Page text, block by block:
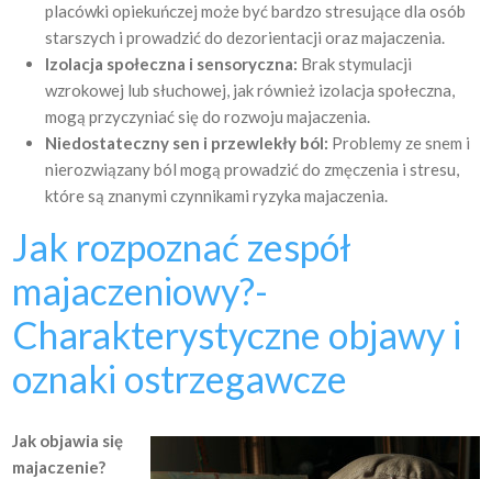
placówki opiekuńczej może być bardzo stresujące dla osób
starszych i prowadzić do dezorientacji oraz majaczenia.
Izolacja społeczna i sensoryczna: Brak stymulacji
wzrokowej lub słuchowej, jak również izolacja społeczna,
mogą przyczyniać się do rozwoju majaczenia.
Niedostateczny sen i przewlekły ból: Problemy ze snem i
nierozwiązany ból mogą prowadzić do zmęczenia i stresu,
które są znanymi czynnikami ryzyka majaczenia.
Jak rozpoznać zespół
majaczeniowy?-
Charakterystyczne objawy i
oznaki ostrzegawcze
Jak objawia się
majaczenie?